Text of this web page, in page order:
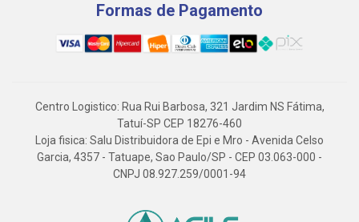
Formas de Pagamento
Centro Logistico: Rua Rui Barbosa, 321 Jardim NS Fátima,
Tatuí-SP CEP 18276-460
Loja fisica: Salu Distribuidora de Epi e Mro - Avenida Celso
Garcia, 4357 - Tatuape, Sao Paulo/SP - CEP 03.063-000 -
CNPJ 08.927.259/0001-94